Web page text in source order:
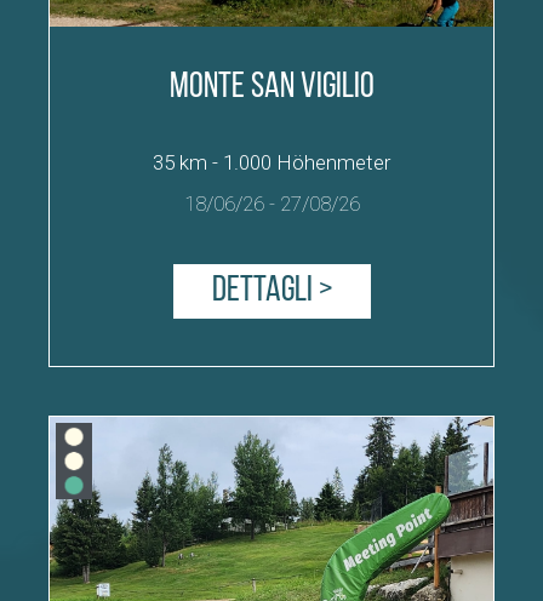
Monte San Vigilio
35 km - 1.000 Höhenmeter
18/06/26- 27/08/26
Dettagli >